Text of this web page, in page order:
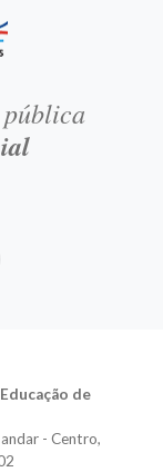
pública
de
- Centro,